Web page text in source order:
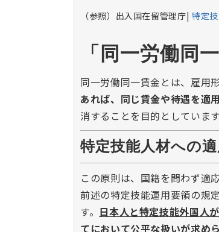
（参照）出入国在留管理庁| 特定
「同一労働同
同一労働同一賃金とは、雇用
あれば、同じ賃金や待遇を適
消することを目的としています
特定技能人材への適
この原則は、国籍を問わず適
前述の特定技能運用要領の規
す。 日本人と特定技能外国人
てにおいて公平な扱いが求めら